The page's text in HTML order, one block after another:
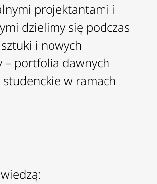
projektantami i
dzielimy się podczas
i nowych
– portfolia dawnych
w ramach